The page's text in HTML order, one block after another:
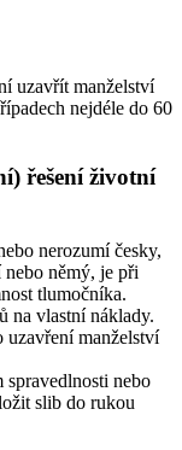
uzavřít manželství
nejdéle do 60
řešení životní
nerozumí česky,
nebo němý, je při
tlumočníka.
na vlastní náklady.
uzavření manželství
nebo
slib do rukou